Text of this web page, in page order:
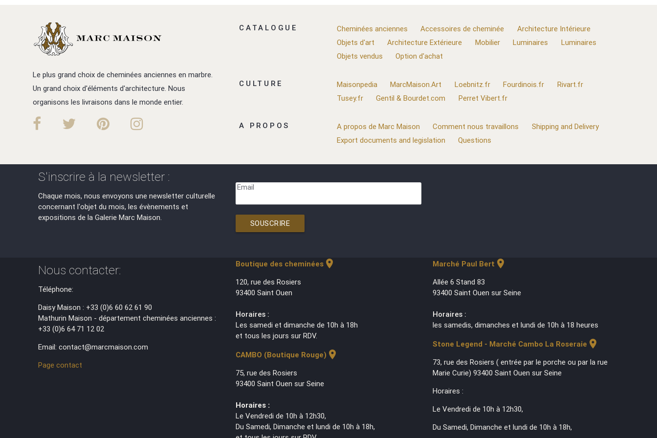
Le plus grand choix de cheminées anciennes en marbre.
Un grand choix d'éléments d'architecture. Nous
organisons les livraisons dans le monde entier.
CATALOGUE Cheminées anciennes Accessoires de cheminée
Architecture Intérieure
Objets d'art
Architecture Extérieure Mobilier Luminaires
Luminaires
Objets vendus
Option d'achat
CULTURE Maisonpedia MarcMaison.Art Loebnitz.fr Fourdinois.fr
Rivart.fr
Tusey.fr
Gentil & Bourdet.com Perret Vibert.fr
A PROPOS A propos de Marc Maison Comment nous travaillons
Shipping and Delivery
Export documents and legislation
Questions
S'inscrire à la newsletter :
Chaque mois, nous envoyons une newsletter culturelle
concernant l'objet du mois, les évènements et
expositions de la Galerie Marc Maison.
Email
SOUSCRIRE
Nous contacter:
Téléphone:
Daisy Maison : +33 (0)6 60 62 61 90
Mathurin Maison - département cheminées anciennes :
+33 (0)6 64 71 12 02
Email: contact@marcmaison.com
Page contact
Boutique des cheminéeslocation_on
120, rue des Rosiers
93400 Saint Ouen
Horaires :
Les samedi et dimanche de 10h à 18h
et tous les jours sur RDV.
CAMBO (Boutique Rouge) location_on
75, rue des Rosiers
93400 Saint Ouen sur Seine
Horaires :
Le Vendredi de 10h à 12h30,
Du Samedi, Dimanche et lundi de 10h à 18h,
Marché Paul Bert location_on
Allée 6 Stand 83
93400 Saint Ouen sur Seine
Horaires :
les samedis, dimanches et lundi de 10h à 18 heures
Stone Legend - Marché Cambo La Roseraie location_on
73, rue des Rosiers ( entrée par le porche ou par la rue
Marie Curie) 93400 Saint Ouen sur Seine
Horaires :
Le Vendredi de 10h à 12h30,
Du Samedi, Dimanche et lundi de 10h à 18h,